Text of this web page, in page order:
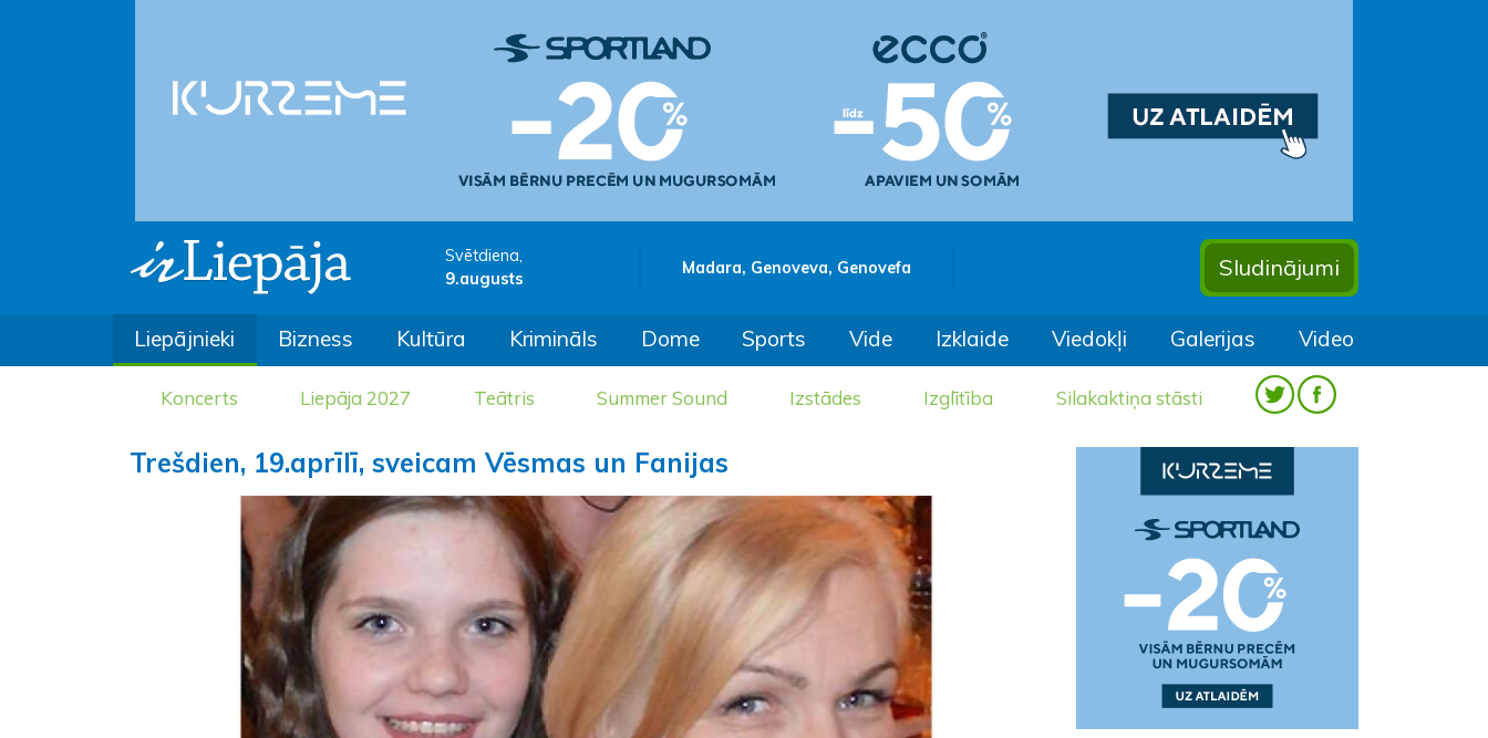
Svētdiena,
9.augusts
Madara, Genoveva, Genovefa Sludinājumi
Liepājnieki Bizness Kultūra Krimināls Dome Sports Vide Izklaide Viedokļi Galerijas Video
Koncerts Liepāja 2027 Teātris Summer Sound Izstādes Izglītība Silakaktiņa stāsti
Trešdien, 19.aprīlī, sveicam Vēsmas un Fanijas